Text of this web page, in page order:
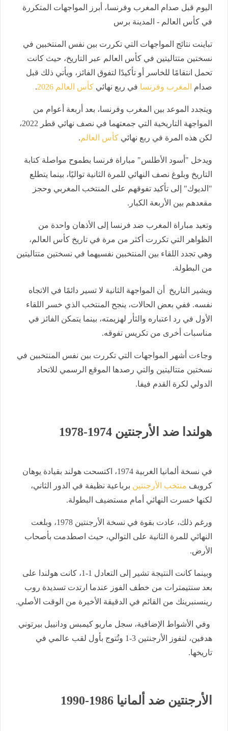
اليوم قبل صدام المغرب وفرنسا، أبرز المواجهات المتكررة
في كأس العالم - المدينة برس
تباينت نتائج المواجهات التي تكررت بين نفس المنتخبين في
نسختين متتاليتين في كأس العالم عبر التاريخ، حيث كانت
تحمل انتقامًا للخاسر أو تأكيدًا لتفوق الفائز، ويأتي ذلك قبل
صدام المغرب وفرنسا في ربع نهائي كأس العالم 2026 .
ويتجدد الموعد بين المغرب وفرنسا، بعد أربعة أعوام من
المواجهة التاريخية التي جمعتهما في نصف نهائي قطر 2022،
لكن هذه المرة في ربع نهائي كأس العالم.
ويدخل "أسود الأطلس" مباراة فرنسا بطموح مواصلة كتابة
التاريخ وبلوغ نصف النهائي للمرة الثانية تواليًا، بينما يتطلع
"الديوك" إلى تأكيد تفوقهم على المنتخب المغربي وحجز
مقعدهم بين الأربعة الكبار.
وتعيد مباراة المغرب ضد فرنسا إلى الأذهان واحدة من
الظواهر التي تكررت أكثر من مرة في تاريخ كأس العالم،
وهي تجدد اللقاء بين المنتخبين نفسيهما في نسختين متتاليتين
من البطولة.
ويشير التاريخ أن المواجهة الثانية لا تسير دائمًا في الاتجاه
نفسه. ففي بعض الحالات، ينجح المنتخب الذي خسر اللقاء
الأول في رد اعتباره والثأر لهزيمته، بينما يتمكن الفائز في
مناسبات أخرى من تكريس تفوقه.
وجاءت أشهر المواجهات التي تكررت بين نفس المنتخبين في
نسختين متتاليتين والتي رصدها الموقع الرسمي للاتحاد
الدولي لكرة القدم فيفا.
هولندا ضد الأرجنتين 1974-1978
في نسخة ألمانيا الغربية 1974، اكتسحت هولند بقيادة يوهان
كرويف منتخب الأرجنتين برباعية نظيفة في الدور الثاني،
لكنها خسرت النهائي أمام مستضيف البطولة.
ورغم ذلك، عادت بقوة في نسخة الأرجنتين 1978، وبلغت
النهائي للمرة الثانية على التوالي، حيث اصطدمت بأصحاب
الأرض.
وبينما كانت النتيجة تشير إلى التعادل 1-1، كانت هولندا على
بعد سنتيمترات من خطف الفوز عندما ارتدت تسديدة روب
رينسنبرينك من القائم في الدقيقة الأخيرة من الوقت الأصلي.
وفي الأشواط الإضافية، سجل ماريو كيمبس ودانييل بيرتوني
هدفين، لتفوز الأرجنتين 3-1 وتُتوج بأول لقب عالمي في
تاريخها.
الأرجنتين ضد ألمانيا 1986-1990